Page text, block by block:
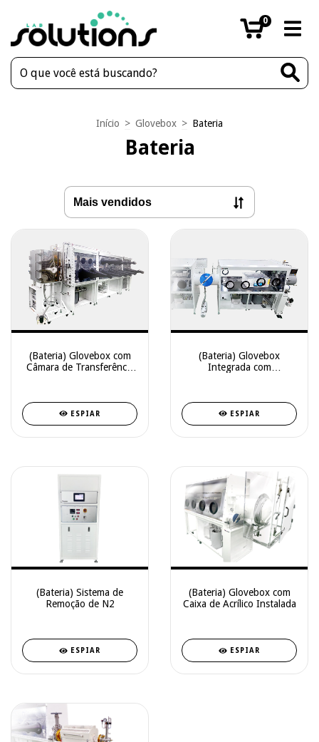
0
Início > Glovebox > Bateria
Bateria
(Bateria) Glovebox com
Câmara de Transferência
ESPIAR
(Bateria) Glovebox
Integrada com
ESPIAR
(Bateria) Sistema de
Remoção de N2
ESPIAR
(Bateria) Glovebox com
Caixa de Acrílico Instalada
ESPIAR